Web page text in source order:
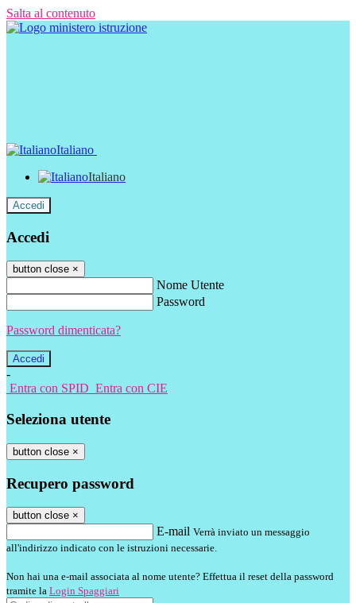
Salta al contenuto
Italiano
Italiano
Accedi
Accedi
button close ×
Nome Utente
Password
Password dimenticata?
-
Entra con SPID Entra con CIE
Seleziona utente
button close ×
Recupero password
button close ×
E-mail Verrà inviato un messaggio
all'indirizzo indicato con le istruzioni necessarie.
Non hai una e-mail associata al nome utente? Effettua il reset della password
tramite la Login Spaggiari